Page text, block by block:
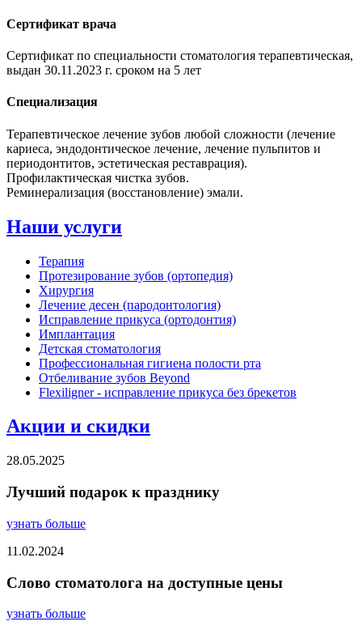
Сертификат врача
Сертификат по специальности стоматология терапевтическая,
выдан 30.11.2023 г. сроком на 5 лет
Специализация
Терапевтическое лечение зубов любой сложности (лечение
кариеса, эндодонтическое лечение, лечение пульпитов и
периодонтитов, эстетическая реставрация).
Профилактическая чистка зубов.
Реминерализация (восстановление) эмали.
Наши услуги
Терапия
Протезирование зубов (ортопедия)
Хирургия
Лечение десен (пародонтология)
Исправление прикуса (ортодонтия)
Имплантация
Детская стоматология
Профессиональная гигиена полости рта
Отбеливание зубов Beyond
Flexiligner - исправление прикуса без брекетов
Акции и скидки
28.05.2025
Лучший подарок к празднику
узнать больше
11.02.2024
Слово стоматолога на доступные цены
узнать больше